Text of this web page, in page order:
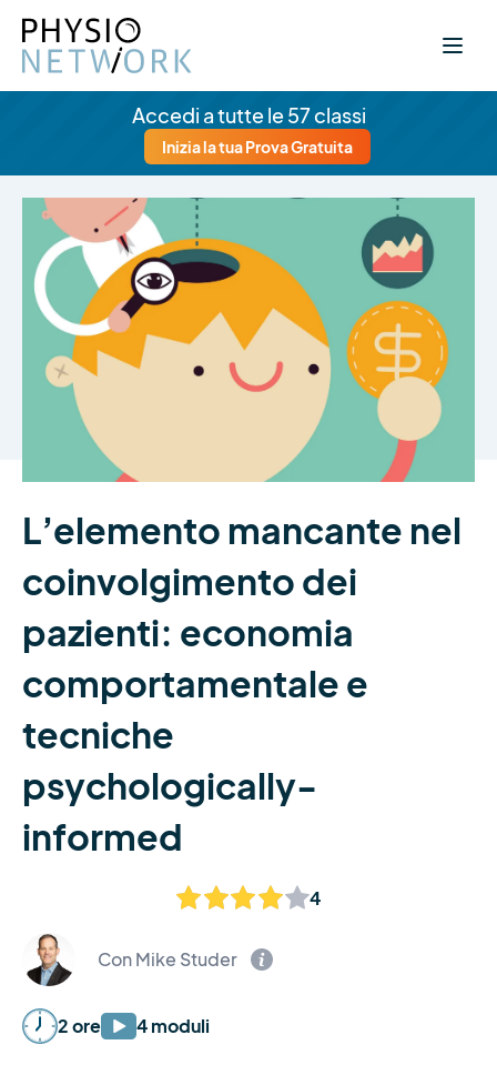
Accedi a tutte le 57 classi
Inizia la tua Prova Gratuita
L’elemento mancante nel
coinvolgimento dei
pazienti: economia
comportamentale e
tecniche
psychologically-
informed
4
Con Mike Studer
2 ore 4 moduli